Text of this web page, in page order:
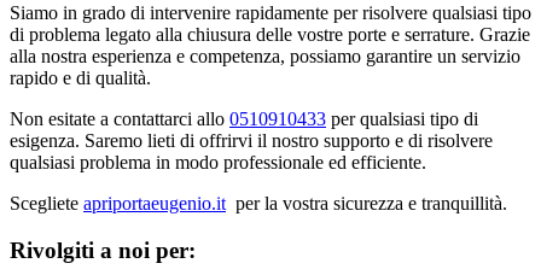
Siamo in grado di intervenire rapidamente per risolvere qualsiasi tipo
di problema legato alla chiusura delle vostre porte e serrature. Grazie
alla nostra esperienza e competenza, possiamo garantire un servizio
rapido e di qualità.
Non esitate a contattarci allo 0510910433 per qualsiasi tipo di
esigenza. Saremo lieti di offrirvi il nostro supporto e di risolvere
qualsiasi problema in modo professionale ed efficiente.
Scegliete apriportaeugenio.it per la vostra sicurezza e tranquillità.
Rivolgiti a noi per: